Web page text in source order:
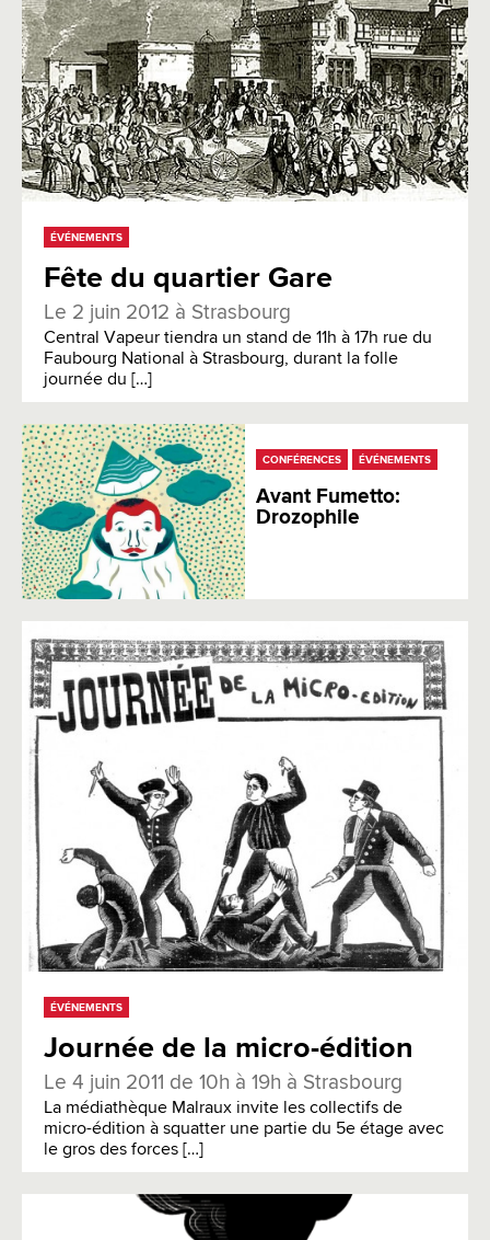
ÉVÉNEMENTS
Fête du quartier Gare
Le 2 juin 2012 à Strasbourg
Central Vapeur tiendra un stand de 11h à 17h rue du
Faubourg National à Strasbourg, durant la folle
journée du […]
CONFÉRENCES ÉVÉNEMENTS
Avant Fumetto:
Drozophile
ÉVÉNEMENTS
Journée de la micro-édition
Le 4 juin 2011 de 10h à 19h à Strasbourg
La médiathèque Malraux invite les collectifs de
micro-édition à squatter une partie du 5e étage avec
le gros des forces […]